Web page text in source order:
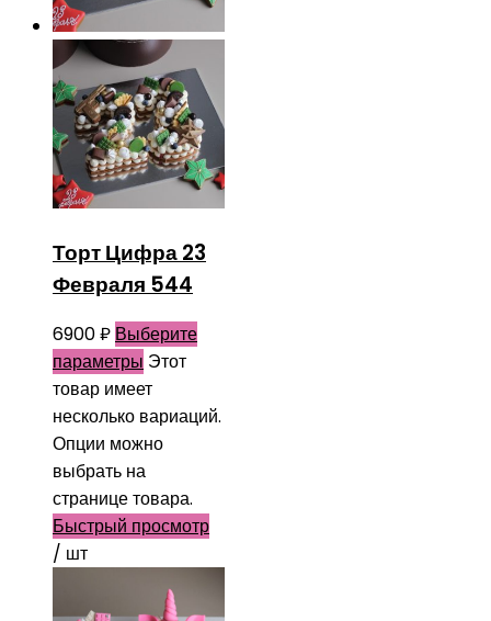
Торт Цифра 23
Февраля 544
6900₽ Выберите
параметры Этот
товар имеет
несколько вариаций.
Опции можно
выбрать на
странице товара.
Быстрый просмотр
/ шт